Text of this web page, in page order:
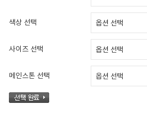
색상 선택
사이즈 선택
메인스톤 선택